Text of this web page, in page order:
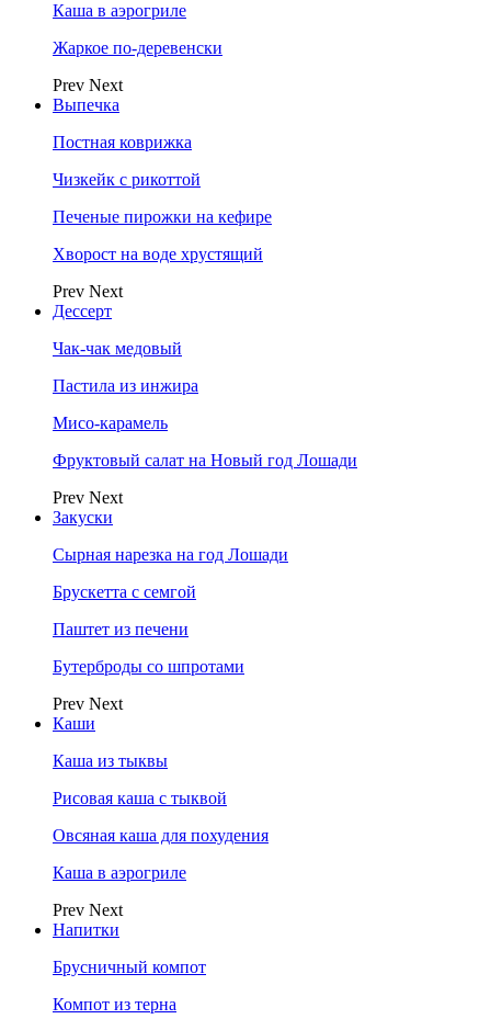
Каша в аэрогриле
Жаркое по-деревенски
Prev Next
Выпечка
Постная коврижка
Чизкейк с рикоттой
Печеные пирожки на кефире
Хворост на воде хрустящий
Prev Next
Дессерт
Чак-чак медовый
Пастила из инжира
Мисо-карамель
Фруктовый салат на Новый год Лошади
Prev Next
Закуски
Сырная нарезка на год Лошади
Брускетта с семгой
Паштет из печени
Бутерброды со шпротами
Prev Next
Каши
Каша из тыквы
Рисовая каша с тыквой
Овсяная каша для похудения
Каша в аэрогриле
Prev Next
Напитки
Брусничный компот
Компот из терна